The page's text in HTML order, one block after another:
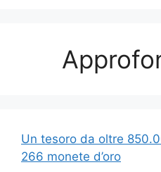
Un tesoro da oltre
266 monete d’oro